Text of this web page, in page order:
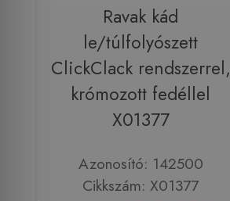
Ravak kád
le/túlfolyószett
ClickClack rendszerrel,
krómozott fedéllel
X01377
Azonosító: 142500
Cikkszám: X01377